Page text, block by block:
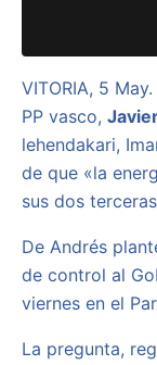
VITORIA, 5
PP vasco,
lehendakari,
de que «la
sus dos
De Andrés
de control al
viernes en el
La pregunta,